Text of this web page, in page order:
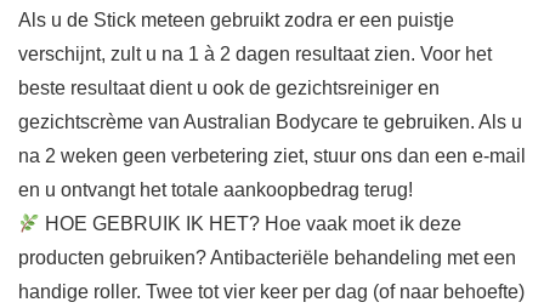
Als u de Stick meteen gebruikt zodra er een puistje
verschijnt, zult u na 1 à 2 dagen resultaat zien. Voor het
beste resultaat dient u ook de gezichtsreiniger en
gezichtscrème van Australian Bodycare te gebruiken. Als u
na 2 weken geen verbetering ziet, stuur ons dan een e-mail
en u ontvangt het totale aankoopbedrag terug!
HOE GEBRUIK IK HET? Hoe vaak moet ik deze
producten gebruiken? Antibacteriële behandeling met een
handige roller. Twee tot vier keer per dag (of naar behoefte)